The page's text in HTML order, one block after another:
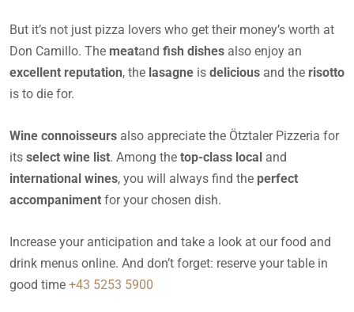
But it’s not just pizza lovers who get their money’s worth at
Don Camillo. The meatand fish dishes also enjoy an
excellent reputation, the lasagne is delicious and the risotto
is to die for.
Wine connoisseurs also appreciate the Ötztaler Pizzeria for
its select wine list. Among the top-class local and
international wines, you will always find the perfect
accompaniment for your chosen dish.
Increase your anticipation and take a look at our food and
drink menus online. And don’t forget: reserve your table in
good time +43 5253 5900